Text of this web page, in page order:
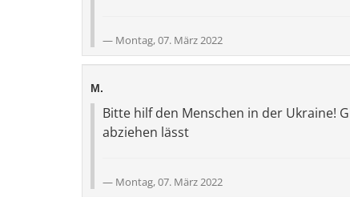
Montag, 07. März 2022
M.
Bitte hilf den Menschen in der Ukraine!
abziehen lässt
Montag, 07. März 2022